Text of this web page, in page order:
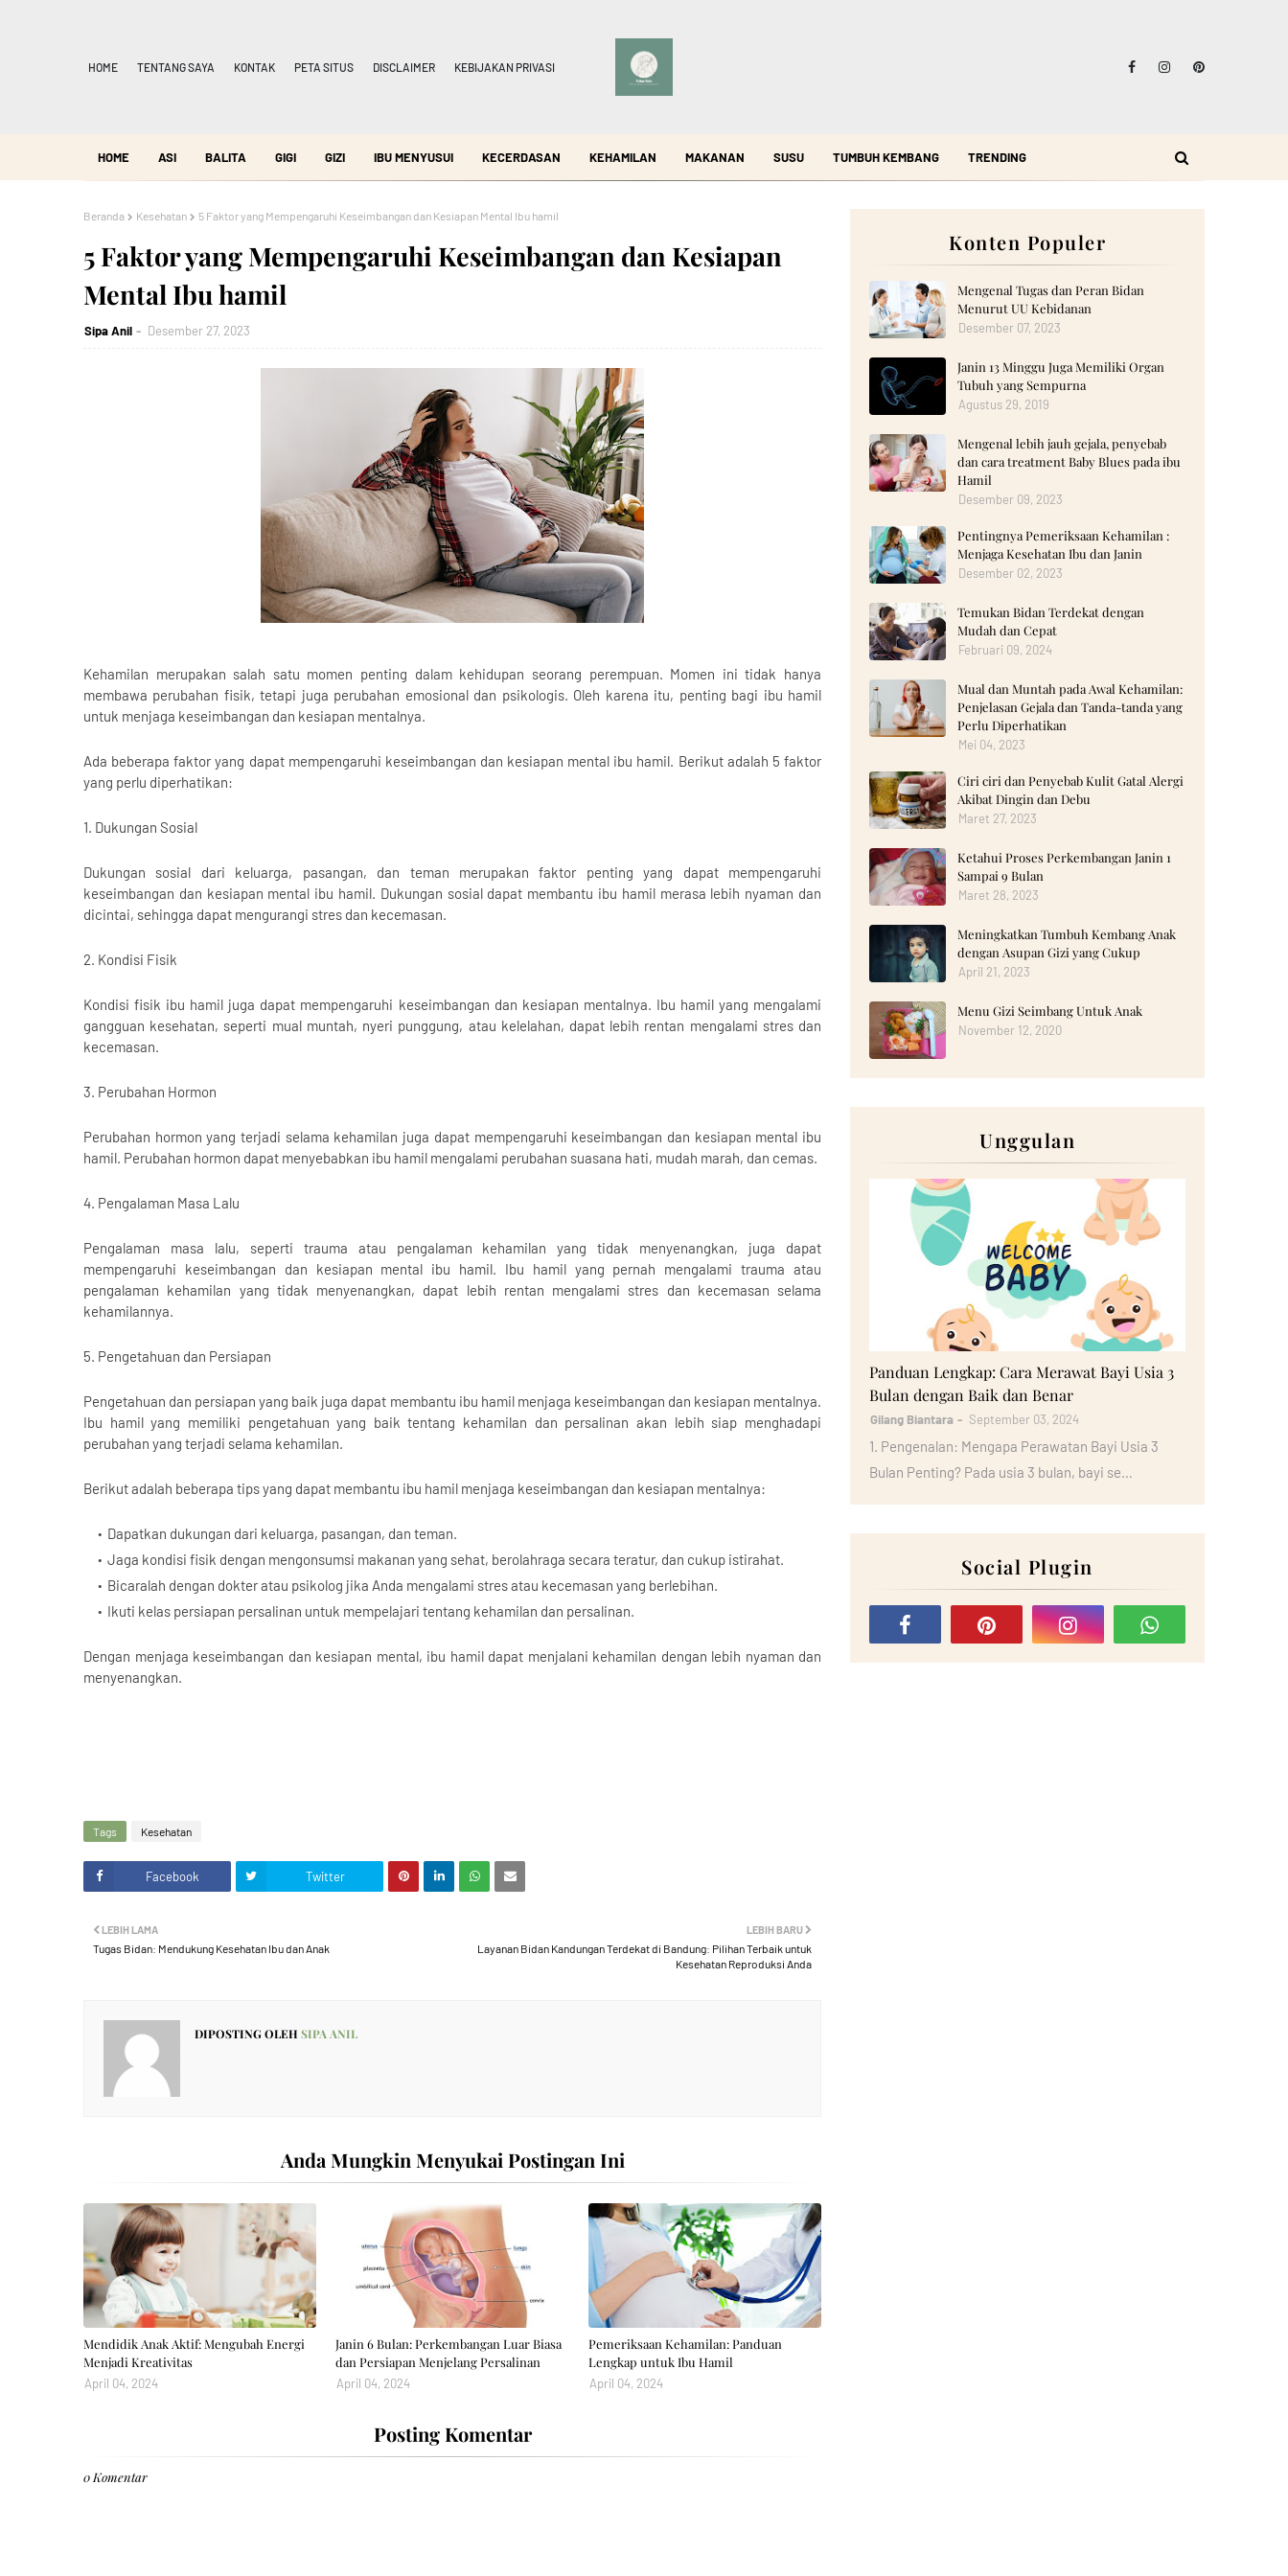
HOME TENTANG SAYA KONTAK PETA SITUS DISCLAIMER KEBIJAKAN PRIVASI
HOME ASI BALITA GIGI GIZI IBU MENYUSUI KECERDASAN KEHAMILAN MAKANAN SUSU TUMBUH KEMBANG TRENDING
Beranda Kesehatan 5 Faktor yang Mempengaruhi Keseimbangan dan Kesiapan Mental Ibu hamil
5 Faktor yang Mempengaruhi Keseimbangan dan Kesiapan
Mental Ibu hamil
Sipa Anil Desember 27, 2023
Kehamilan merupakan salah satu momen penting dalam kehidupan seorang perempuan. Momen ini tidak hanya
membawa perubahan fisik, tetapi juga perubahan emosional dan psikologis. Oleh karena itu, penting bagi ibu hamil
untuk menjaga keseimbangan dan kesiapan mentalnya.
Ada beberapa faktor yang dapat mempengaruhi keseimbangan dan kesiapan mental ibu hamil. Berikut adalah 5 faktor
yang perlu diperhatikan:
1. Dukungan Sosial
Dukungan sosial dari keluarga, pasangan, dan teman merupakan faktor penting yang dapat mempengaruhi
keseimbangan dan kesiapan mental ibu hamil. Dukungan sosial dapat membantu ibu hamil merasa lebih nyaman dan
dicintai, sehingga dapat mengurangi stres dan kecemasan.
2. Kondisi Fisik
Kondisi fisik ibu hamil juga dapat mempengaruhi keseimbangan dan kesiapan mentalnya. Ibu hamil yang mengalami
gangguan kesehatan, seperti mual muntah, nyeri punggung, atau kelelahan, dapat lebih rentan mengalami stres dan
kecemasan.
3. Perubahan Hormon
Perubahan hormon yang terjadi selama kehamilan juga dapat mempengaruhi keseimbangan dan kesiapan mental ibu
hamil. Perubahan hormon dapat menyebabkan ibu hamil mengalami perubahan suasana hati, mudah marah, dan cemas.
4. Pengalaman Masa Lalu
Pengalaman masa lalu, seperti trauma atau pengalaman kehamilan yang tidak menyenangkan, juga dapat
mempengaruhi keseimbangan dan kesiapan mental ibu hamil. Ibu hamil yang pernah mengalami trauma atau
pengalaman kehamilan yang tidak menyenangkan, dapat lebih rentan mengalami stres dan kecemasan selama
kehamilannya.
5. Pengetahuan dan Persiapan
Pengetahuan dan persiapan yang baik juga dapat membantu ibu hamil menjaga keseimbangan dan kesiapan mentalnya.
Ibu hamil yang memiliki pengetahuan yang baik tentang kehamilan dan persalinan akan lebih siap menghadapi
perubahan yang terjadi selama kehamilan.
Berikut adalah beberapa tips yang dapat membantu ibu hamil menjaga keseimbangan dan kesiapan mentalnya:
Dapatkan dukungan dari keluarga, pasangan, dan teman.
Jaga kondisi fisik dengan mengonsumsi makanan yang sehat, berolahraga secara teratur, dan cukup istirahat.
Bicaralah dengan dokter atau psikolog jika Anda mengalami stres atau kecemasan yang berlebihan.
Ikuti kelas persiapan persalinan untuk mempelajari tentang kehamilan dan persalinan.
Dengan menjaga keseimbangan dan kesiapan mental, ibu hamil dapat menjalani kehamilan dengan lebih nyaman dan
menyenangkan.
Tags Kesehatan
Facebook Twitter
LEBIH BARU
Layanan Bidan Kandungan Terdekat di Bandung: Pilihan Terbaik untuk
Kesehatan Reproduksi Anda
LEBIH LAMA
Tugas Bidan: Mendukung Kesehatan Ibu dan Anak
DIPOSTING OLEH SIPA ANIL
Anda Mungkin Menyukai Postingan Ini
Mendidik Anak Aktif: Mengubah Energi
Menjadi Kreativitas
April 04, 2024
Janin 6 Bulan: Perkembangan Luar Biasa
dan Persiapan Menjelang Persalinan
April 04, 2024
Pemeriksaan Kehamilan: Panduan
Lengkap untuk Ibu Hamil
April 04, 2024
Posting Komentar
0 Komentar
Konten Populer
Mengenal Tugas dan Peran Bidan
Menurut UU Kebidanan
Desember 07, 2023
Janin 13 Minggu Juga Memiliki Organ
Tubuh yang Sempurna
Agustus 29, 2019
Mengenal lebih jauh gejala, penyebab
dan cara treatment Baby Blues pada ibu
Hamil
Desember 09, 2023
Pentingnya Pemeriksaan Kehamilan :
Menjaga Kesehatan Ibu dan Janin
Desember 02, 2023
Temukan Bidan Terdekat dengan
Mudah dan Cepat
Februari 09, 2024
Mual dan Muntah pada Awal Kehamilan:
Penjelasan Gejala dan Tanda-tanda yang
Perlu Diperhatikan
Mei 04, 2023
Ciri ciri dan Penyebab Kulit Gatal Alergi
Akibat Dingin dan Debu
Maret 27, 2023
Ketahui Proses Perkembangan Janin 1
Sampai 9 Bulan
Maret 28, 2023
Meningkatkan Tumbuh Kembang Anak
dengan Asupan Gizi yang Cukup
April 21, 2023
Menu Gizi Seimbang Untuk Anak
November 12, 2020
Unggulan
Panduan Lengkap: Cara Merawat Bayi Usia 3
Bulan dengan Baik dan Benar
Gilang Biantara September 03, 2024
1. Pengenalan: Mengapa Perawatan Bayi Usia 3
Bulan Penting? Pada usia 3 bulan, bayi se…
Social Plugin